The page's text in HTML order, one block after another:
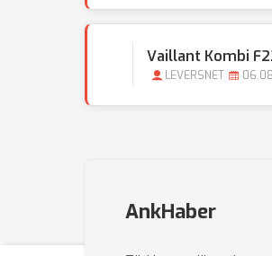
Vaillant Kombi
LEVERSNET
AnkHaber